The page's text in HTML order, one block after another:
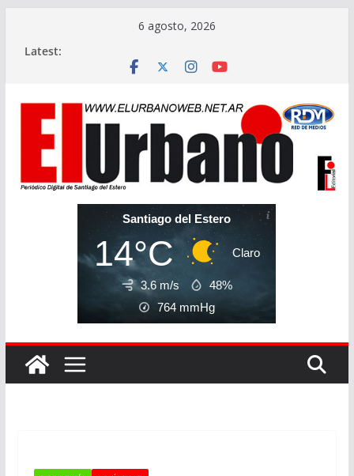
6 agosto, 2026
Latest:
Santiago del Estero
14°C Claro
3.6 m/s
48%
764 mmHg